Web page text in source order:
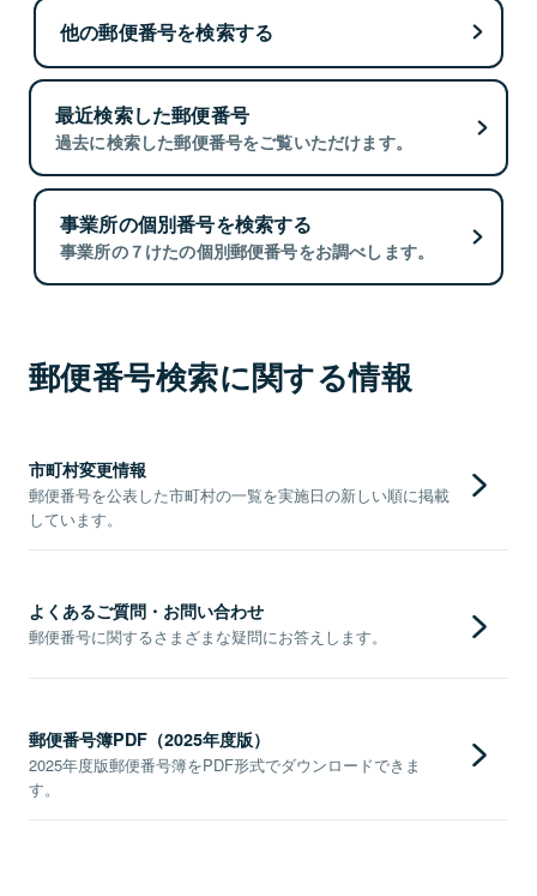
他の郵便番号を検索する
最近検索した郵便番号
過去に検索した郵便番号をご覧いただけます。
事業所の個別番号を検索する
事業所の７けたの個別郵便番号をお調べします。
郵便番号検索に関する情報
市町村変更情報
郵便番号を公表した市町村の一覧を実施日の新しい順に掲載
しています。
よくあるご質問・お問い合わせ
郵便番号に関するさまざまな疑問にお答えします。
郵便番号簿PDF（2025年度版）
2025年度版郵便番号簿をPDF形式でダウンロードできま
す。